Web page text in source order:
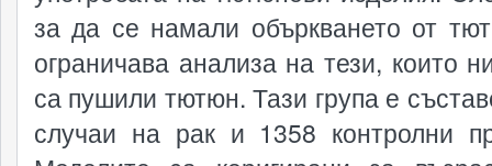
за да се намали объркването от
ограничава анализа на тези, които
са пушили тютюн. Тази група е
случаи на рак и 1358 контролни